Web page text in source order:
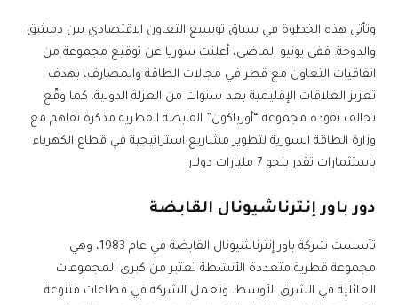
وتأتي هذه الخطوة في سياق توسيع التعاون الاقتصادي بين دمشق
والدوحة. ففي يونيو الماضي، أعلنت سوريا عن توقيع مجموعة من
اتفاقيات التعاون مع قطر في مجالات الطاقة والمصارف، بهدف
تعزيز العلاقات الإقليمية بعد سنوات من العزلة الدولية. كما وقّع
تحالف تقوده مجموعة “أورباكون” القابضة القطرية مذكرة تفاهم مع
وزارة الطاقة السورية لتطوير مشاريع استراتيجية في قطاع الكهرباء
باستثمارات تقدر بنحو 7 مليارات دولار.
دور باور إنترناشيونال القابضة
تأسست شركة باور إنترناشيونال القابضة في عام 1983، وهي
مجموعة قطرية متعددة الأنشطة تعتبر من كبرى المجموعات
العائلية في الشرق الأوسط. وتعمل الشركة في قطاعات متنوعة